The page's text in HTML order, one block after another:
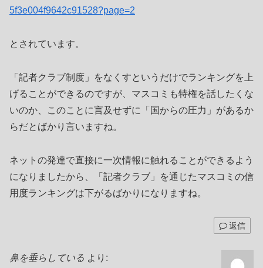
5f3e004f9642c91528?page=2
とされています。
「記者クラブ制度」をなくすというだけでランキングを上
げることができるのですが、マスコミも特権を話したくな
いのか、このことに言及せずに「国からの圧力」があるか
らだとばかり言いますね。
ネットの発達で直接に一次情報に触れることができるよう
になりましたから、「記者クラブ」を通じたマスコミの信
用度ランキングは下がるばかりになりますね。
返信
鼻を垂らしている より: